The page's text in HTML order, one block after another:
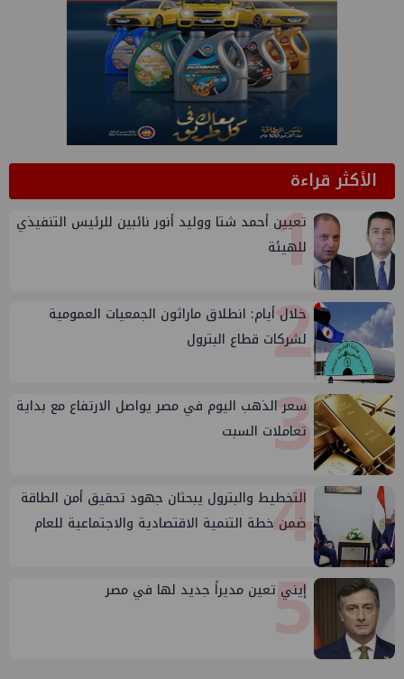
الأكثر قراءة1
تعيين أحمد شتا ووليد أنور نائبين للرئيس التنفيذي
للهيئة
2
خلال أيام: انطلاق ماراثون الجمعيات العمومية
لشركات قطاع البترول
3
سعر الذهب اليوم في مصر يواصل الارتفاع مع بداية
تعاملات السبت
4
التخطيط والبترول يبحثان جهود تحقيق أمن الطاقة
ضمن خطة التنمية الاقتصادية والاجتماعية للعام
5
إيني تعين مديراً جديد لها في مصر